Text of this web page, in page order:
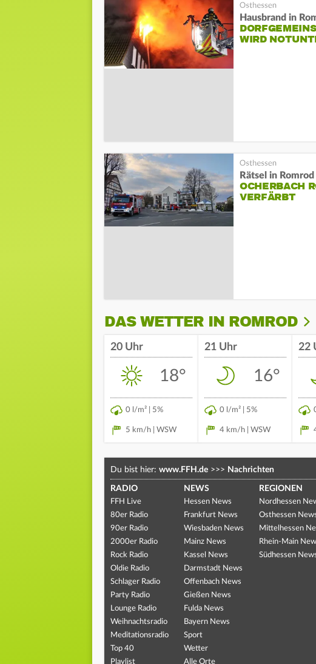
Hausbrand in
WIRD
Rätsel in Romrod
OCHERBACH
VERFÄRBT
DAS WETTER IN ROMROD
20 Uhr
18°
0 l/m² | 5%
5 km/h | WSW
21 Uhr
16°
0 l/m² | 5%
4 km/h | WSW
22
Du bist hier: www.FFH.de >>> Nachrichten
RADIO
FFH Live
80er Radio
90er Radio
2000er Radio
Rock Radio
Oldie Radio
Schlager Radio
Party Radio
Lounge Radio
Weihnachtsradio
Meditationsradio
Top 40
Playlist
NEWS
Hessen News
Frankfurt News
Wiesbaden News
Mainz News
Kassel News
Darmstadt News
Offenbach News
Gießen News
Fulda News
Bayern News
Sport
Wetter
Alle Orte
REGIONEN
Nordhessen
Osthessen
Mittelhessen
Rhein-Main
Südhessen